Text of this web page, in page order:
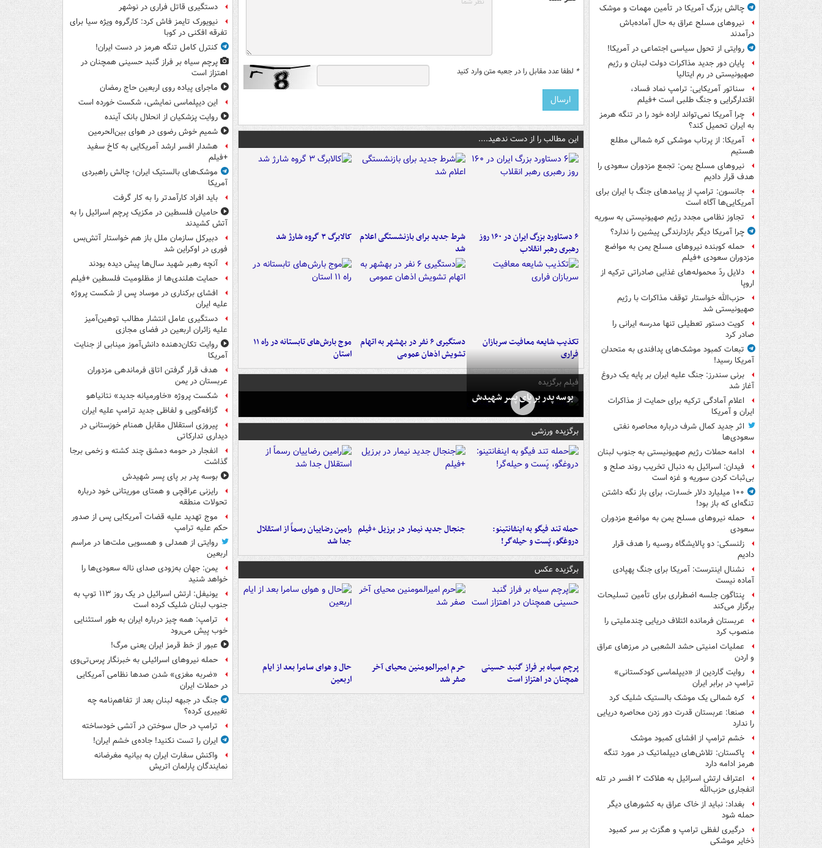
چالش بزرگ آمریکا در تأمین مهمات و موشک
نیروهای مسلح عراق به حال آماده‌باش
درآمدند
روایتی از تحول سیاسی اجتماعی در آمریکا!
پایان دور جدید مذاکرات دولت لبنان و رژیم
صهیونیستی در رم ایتالیا
سناتور آمریکایی: ترامپ نماد فساد،
اقتدارگرایی و جنگ طلبی است +فیلم
چرا آمریکا نمی‌تواند اراده خود را در تنگه هرمز
به ایران تحمیل کند؟
آمریکا: از پرتاب موشکی کره شمالی مطلع
هستیم
نیروهای مسلح یمن: تجمع مزدوران سعودی را
هدف قرار دادیم
جانسون: ترامپ از پیامدهای جنگ با ایران برای
آمریکایی‌ها آگاه است
تجاوز نظامی مجدد رژیم صهیونیستی به سوریه
چرا آمریکا دیگر بازدارندگی پیشین را ندارد؟
حمله کوبنده نیروهای مسلح یمن به مواضع
مزدوران سعودی +فیلم
دلایل ردّ محموله‌های غذایی صادراتی ترکیه از
اروپا
حزب‌الله خواستار توقف مذاکرات با رژیم
صهیونیستی شد
کویت دستور تعطیلی تنها مدرسه ایرانی را
صادر کرد
تبعات کمبود موشک‌های پدافندی به متحدان
آمریکا رسید!
برنی سندرز: جنگ علیه ایران بر پایه یک دروغ
آغاز شد
اعلام آمادگی ترکیه برای حمایت از مذاکرات
ایران و آمریکا
اثر جدید کمال شرف درباره محاصره نفتی
سعودی‌ها
ادامه حملات رژیم صهیونیستی به جنوب لبنان
فیدان: اسرائیل به دنبال تخریب روند صلح و
بی‌ثبات کردن سوریه و غزه است
۱۰۰ میلیارد دلار خسارت، برای باز نگه داشتن
تنگه‌ای که باز بود!
حمله نیروهای مسلح یمن به مواضع مزدوران
سعودی
زلنسکی: دو پالایشگاه روسیه را هدف قرار
دادیم
نشنال اینترست: آمریکا برای جنگ پهپادی
آماده نیست
پنتاگون جلسه اضطراری برای تأمین تسلیحات
برگزار می‌کند
عربستان فرمانده ائتلاف دریایی چندملیتی را
منصوب کرد
عملیات امنیتی حشد الشعبی در مرزهای عراق
و اردن
روایت گاردین از «دیپلماسی کودکستانی»
ترامپ در برابر ایران
کره شمالی یک موشک بالستیک شلیک کرد
صنعا: عربستان قدرت دور زدن محاصره دریایی
را ندارد
خشم ترامپ از افشای کمبود موشک
پاکستان: تلاش‌های دیپلماتیک در مورد تنگه
هرمز ادامه دارد
اعتراف ارتش اسرائیل به هلاکت ۲ افسر در تله
انفجاری حزب‌الله
بغداد: نباید از خاک عراق به کشورهای دیگر
حمله شود
درگیری لفظی ترامپ و هگزث بر سر کمبود
ذخایر موشکی
* لطفا عدد مقابل را در جعبه متن وارد کنید
این مطالب را از دست ندهید....
۶ دستاورد بزرگ ایران در ۱۶۰ روز
رهبری رهبر انقلاب
شرط جدید برای بازنشستگی اعلام
شد
کالابرگ ۳ گروه شارژ شد
تکذیب شایعه معافیت سربازان
فراری
دستگیری ۶ نفر در بهشهر به اتهام
تشویش اذهان عمومی
موج بارش‌های تابستانه در راه ۱۱
استان
فیلم برگزیده
بوسه‌ پدر بر پای پسر شهیدش
برگزیده ورزشی
حمله تند فیگو به اینفانتینو:
دروغگو، پَست‌ و حیله‌گر!
جنجال جدید نیمار در برزیل +فیلم رامین رضاییان رسماً از استقلال
جدا شد
برگزیده عکس
پرچم سیاه بر فراز گنبد حسینی
همچنان در اهتزاز است
حرم امیرالمومنین محیای آخر
صفر شد
حال و هوای سامرا بعد از ایام
اربعین
دستگیری قاتل فراری در نوشهر
نیویورک تایمز فاش کرد: کارگروه ویژه سیا برای
تفرقه افکنی در کوبا
کنترل کامل تنگه هرمز در دست ایران!
پرچم سیاه بر فراز گنبد حسینی همچنان در
اهتزاز است
ماجرای پیاده روی اربعین حاج رمضان
این دیپلماسی نمایشی، شکست خورده است
روایت پزشکیان از انحلال بانک آینده
شمیم خوش رضوی در هوای بین‌الحرمین
هشدار افسر ارشد آمریکایی به کاخ سفید
+فیلم
موشک‌های بالستیک ایران؛ چالش راهبردی
آمریکا
باید افراد کارآمدتر را به کار گرفت
حامیان فلسطین در مکزیک پرچم اسرائیل را به
آتش کشیدند
دبیرکل سازمان ملل باز هم خواستار آتش‌بس
فوری در اوکراین شد
آنچه رهبر شهید سال‌ها پیش دیده بودند
حمایت هلندی‌ها از مظلومیت فلسطین +فیلم
افشای برکناری در موساد پس از شکست پروژه
علیه ایران
دستگیری عامل انتشار مطالب توهین‌آمیز
علیه زائران اربعین در فضای مجازی
روایت تکان‌دهنده دانش‌آموز مینابی از جنایت
آمریکا
هدف قرار گرفتن اتاق‌ فرماندهی مزدوران
عربستان در یمن
شکست پروژه «خاورمیانه جدید» نتانیاهو
گزافه‌گویی و لفاظی جدید ترامپ علیه ایران
پیروزی استقلال مقابل همنام خوزستانی در
دیداری تدارکاتی
انفجار در حومه دمشق چند کشته و زخمی برجا
گذاشت
بوسه‌ پدر بر پای پسر شهیدش
رایزنی عراقچی و همتای موریتانی خود درباره
تحولات منطقه
موج تهدید علیه قضات آمریکایی پس از صدور
حکم علیه ترامپ
روایتی از همدلی و همسویی ملت‌ها در مراسم
اربعین
یمن: جهان به‌زودی صدای ناله سعودی‌ها را
خواهد شنید
یونیفل: ارتش اسرائیل در یک روز ۱۱۳ توپ به
جنوب لبنان شلیک کرده است
ترامپ: همه چیز درباره ایران به طور استثنایی
خوب پیش می‌رود
عبور از خط قرمز ایران یعنی مرگ!
حمله نیروهای اسرائیلی به خبرنگار پرس‌تی‌وی
«ضربه مغزی» شدن صدها نظامی آمریکایی
در حملات ایران
جنگ در جبهه لبنان بعد از تفاهم‌نامه چه
تغییری کرده؟
ترامپ در حال سوختن در آتشی خودساخته
ایران را تست نکنید! جاده‌ی خشم ایران!
واکنش سفارت ایران به بیانیه مغرضانه
نمایندگان پارلمان اتریش